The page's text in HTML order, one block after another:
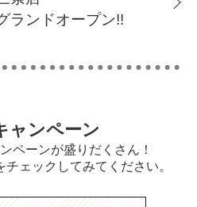
ランドオープン!!
ャンペーン
ペーンが盛りだくさん！
ェックしてみてください。